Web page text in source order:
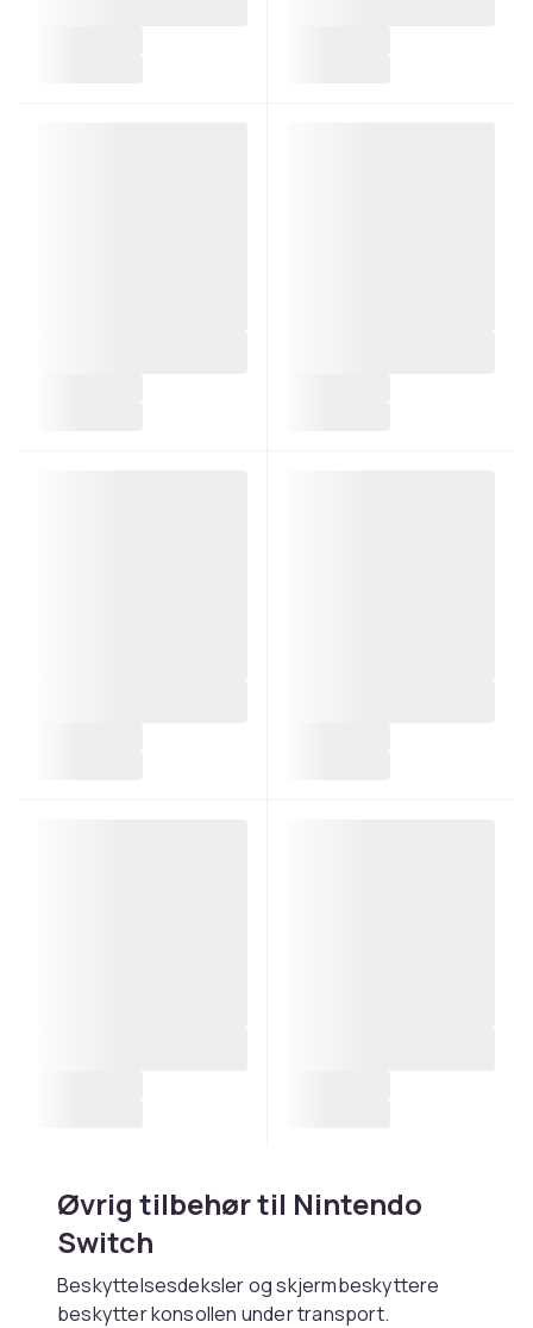
Øvrig tilbehør til Nintendo
Switch
Beskyttelsesdeksler og skjermbeskyttere
beskytter konsollen under transport.